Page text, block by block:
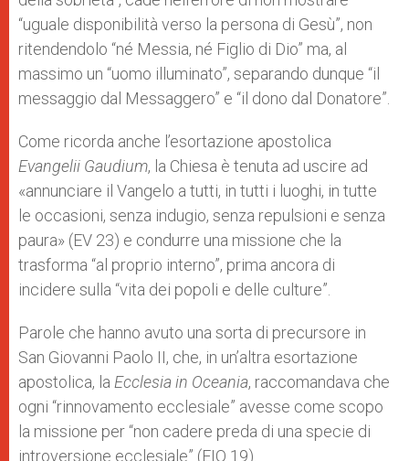
“uguale disponibilità verso la persona di Gesù”, non
ritendendolo “né Messia, né Figlio di Dio” ma, al
massimo un “uomo illuminato”, separando dunque “il
messaggio dal Messaggero” e “il dono dal Donatore”.
Come ricorda anche l’esortazione apostolica
Evangelii Gaudium, la Chiesa è tenuta ad uscire ad
«annunciare il Vangelo a tutti, in tutti i luoghi, in tutte
le occasioni, senza indugio, senza repulsioni e senza
paura» (EV 23) e condurre una missione che la
trasforma “al proprio interno”, prima ancora di
incidere sulla “vita dei popoli e delle culture”.
Parole che hanno avuto una sorta di precursore in
San Giovanni Paolo II, che, in un’altra esortazione
apostolica, la Ecclesia in Oceania, raccomandava che
ogni “rinnovamento ecclesiale” avesse come scopo
la missione per “non cadere preda di una specie di
introversione ecclesiale” (EIO 19).